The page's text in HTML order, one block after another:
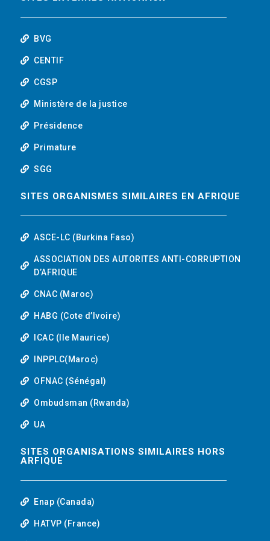
t
u
b
e
BVG
CENTIF
CGSP
Ministère de la justice
Présidence
Primature
SGG
SITES ORGANISMES SIMILAIRES EN AFRIQUE
ASCE-LC (Burkina Faso)
ASSOCIATION DES AUTORITES ANTI-CORRUPTION
D’AFRIQUE
CNAC (Maroc)
HABG (Cote d’Ivoire)
ICAC (Ile Maurice)
INPPLC(Maroc)
OFNAC (Sénégal)
Ombudsman (Rwanda)
UA
SITES ORGANISATIONS SIMILAIRES HORS
ARFIQUE
Enap (Canada)
HATVP (France)